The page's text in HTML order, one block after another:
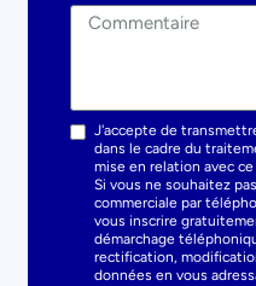
J'accepte de
dans le cadre du
mise en relation avec
Si vous ne souhaitez
commerciale par
vous inscrire
démarchage
rectification,
données en vous